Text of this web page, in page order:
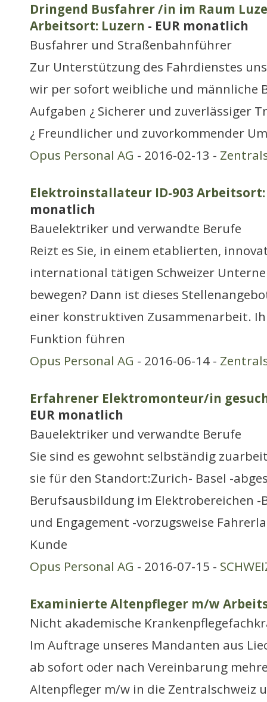
Dringend Busfahrer /in im Raum
Arbeitsort: Luzern - EUR monatlich
Busfahrer und Straßenbahnführer
Zur Unterstützung des Fahrdienstes
wir per sofort weibliche und männliche
Aufgaben ¿ Sicherer und zuverlässiger
¿ Freundlicher und zuvorkommender
Opus Personal AG - 2016-02-13 -
Elektroinstallateur ID-903
monatlich
Bauelektriker und verwandte Berufe
Reizt es Sie, in einem etablierten,
international tätigen Schweizer
bewegen? Dann ist dieses
einer konstruktiven Zusammenarbeit.
Funktion führen
Opus Personal AG - 2016-06-14 -
Erfahrener Elektromonteur/in
EUR monatlich
Bauelektriker und verwandte Berufe
Sie sind es gewohnt selbständig
sie für den Standort:Zurich- Basel -
Berufsausbildung im Elektrobereichen
und Engagement -vorzugsweise
Kunde
Opus Personal AG - 2016-07-15 -
Examinierte Altenpfleger m/w
Nicht akademische
Im Auftrage unseres Mandanten aus
ab sofort oder nach Vereinbarung
Altenpfleger m/w in die Zentralschweiz